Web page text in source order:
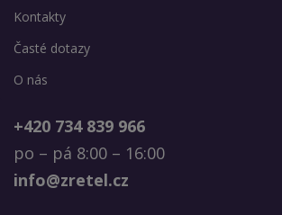
Kontakty
Časté dotazy
O nás
+420 734 839 966
po – pá 8:00 – 16:00
info@zretel.cz